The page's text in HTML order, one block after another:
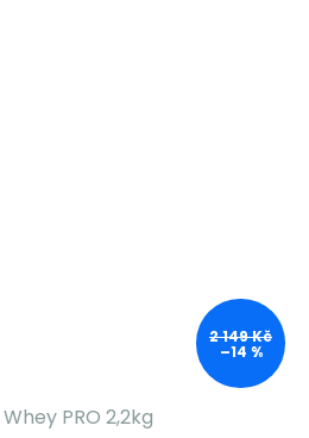
2 149 Kč
–14 %
PRO 2,2kg